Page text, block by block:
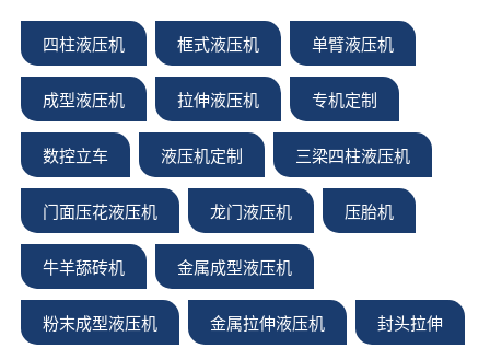
四柱液压机 框式液压机 单臂液压机
成型液压机 拉伸液压机 专机定制
数控立车 液压机定制 三梁四柱液压机
门面压花液压机 龙门液压机 压胎机
牛羊舔砖机 金属成型液压机
粉末成型液压机 金属拉伸液压机 封头拉伸